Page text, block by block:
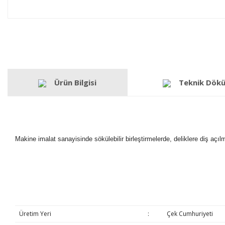
Ürün Bilgisi Teknik
Makine imalat sanayisinde sökülebilir birleştirmelerde, deliklere diş
Üretim Yeri :
Çek Cumhuriyeti